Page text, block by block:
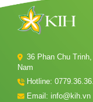
36 Phan Chu
Nam
Hotline:
Email: info@kih.vn